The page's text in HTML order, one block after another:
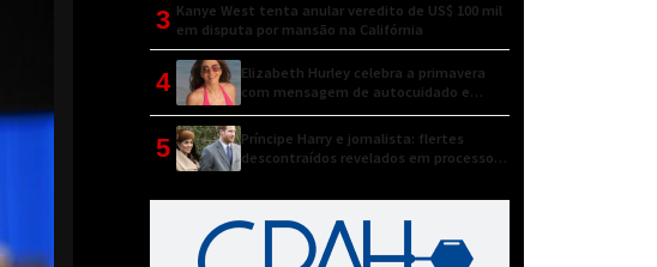
3 Kanye West tenta anular veredito de US$ 100 mil
em disputa por mansão na Califórnia
4
Elizabeth Hurley celebra a primavera
com mensagem de autocuidado e
conexão natural
5
Príncipe Harry e jornalista: flertes
descontraídos revelados em processo